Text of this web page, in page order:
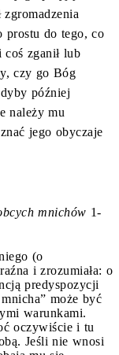
prostu do tego, co
coś zganił lub
czy go Bóg
później
należy mu
jego obyczaje
mnichów 1-
(o
i zrozumiała: o
predyspozycji
może być
warunkami.
oczywiście i tu
Jeśli nie wnosi